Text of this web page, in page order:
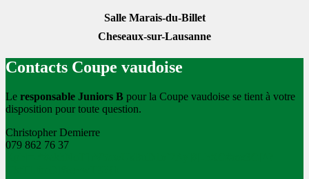
Salle Marais-du-Billet
Cheseaux-sur-Lausanne
Contacts Coupe vaudoise
Le responsable Juniors B pour la Coupe vaudoise se tient à votre
disposition pour toute question.
Christopher Demierre
079 862 76 37